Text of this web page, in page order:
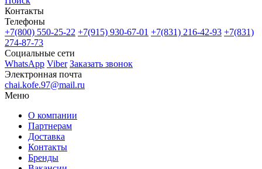
Контакты
Телефоны
+7(800) 550-25-22 +7(915) 930-67-01 +7(831) 216-42-93 +7(831)
274-87-73
Социальные сети
WhatsApp Viber Заказать звонок
Электронная почта
chai.kofe.97@mail.ru
Меню
О компании
Партнерам
Доставка
Контакты
Бренды